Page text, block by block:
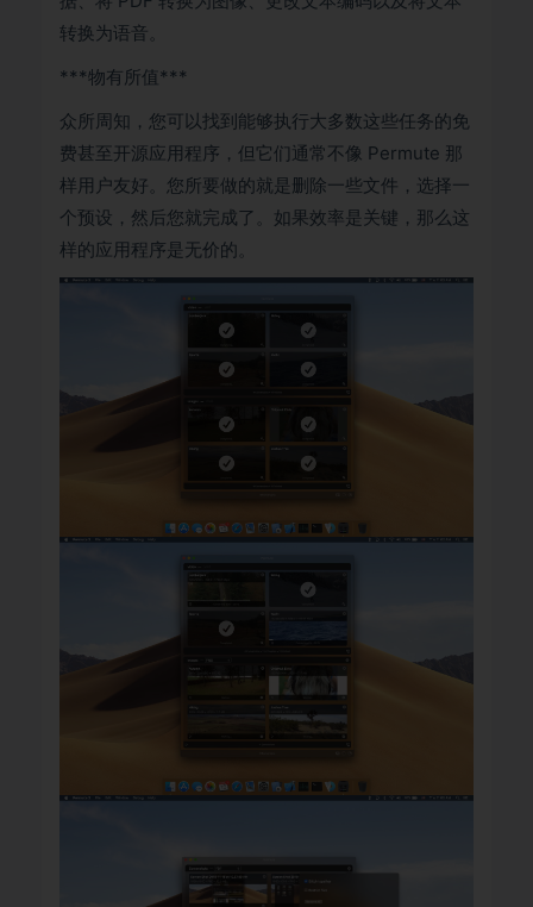
转换为语音。
***物有所值***
众所周知，您可以找到能够执行大多数这些任务的免
费甚至开源应用程序，但它们通常不像 Permute 那
样用户友好。您所要做的就是删除一些文件，选择一
个预设，然后您就完成了。如果效率是关键，那么这
样的应用程序是无价的。